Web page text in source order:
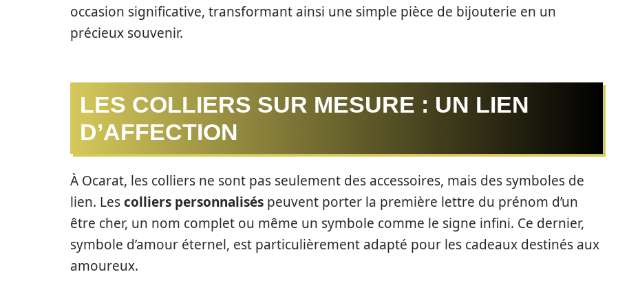
occasion significative, transformant ainsi une simple pièce de bijouterie en un
précieux souvenir.
LES COLLIERS SUR MESURE : UN LIEN
D’AFFECTION
À Ocarat, les colliers ne sont pas seulement des accessoires, mais des symboles de
lien. Lescolliers personnalisés peuvent porter la première lettre du prénom d’un
être cher, un nom complet ou même un symbole comme le signe infini. Ce dernier,
symbole d’amour éternel, est particulièrement adapté pour les cadeaux destinés aux
amoureux.